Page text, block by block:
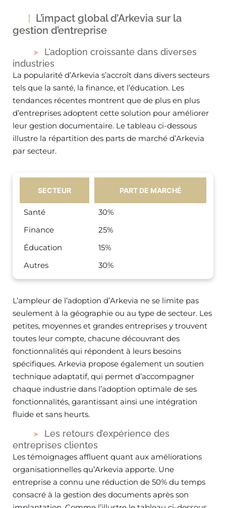
L’impact global d’Arkevia sur la
gestion d’entreprise
L’adoption croissante dans diverses
industries
La popularité d’Arkevia s’accroît dans divers secteurs
tels que la santé, la finance, et l’éducation. Les
tendances récentes montrent que de plus en plus
d’entreprises adoptent cette solution pour améliorer
leur gestion documentaire. Le tableau ci-dessous
illustre la répartition des parts de marché d’Arkevia
par secteur.
SECTEUR PART DE MARCHÉ
Santé
30%
Finance
25%
Éducation
15%
Autres
30%
L’ampleur de l’adoption d’Arkevia ne se limite pas
seulement à la géographie ou au type de secteur. Les
petites, moyennes et grandes entreprises y trouvent
toutes leur compte, chacune découvrant des
fonctionnalités qui répondent à leurs besoins
spécifiques. Arkevia propose également un soutien
technique adaptatif, qui permet d’accompagner
chaque industrie dans l’adoption optimale de ses
fonctionnalités, garantissant ainsi une intégration
fluide et sans heurts.
Les retours d’expérience des
entreprises clientes
Les témoignages affluent quant aux améliorations
organisationnelles qu’Arkevia apporte. Une
entreprise a connu une réduction de 50% du temps
consacré à la gestion des documents après son